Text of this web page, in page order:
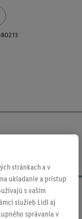
stránkach a v
ukladanie a prístup
s vaším
služieb Lidl aj
správania v